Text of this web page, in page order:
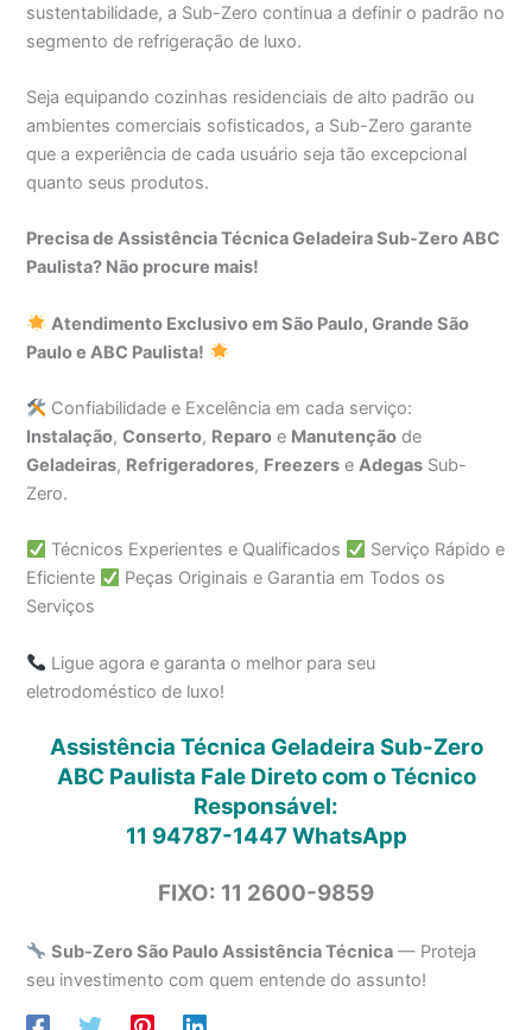
sustentabilidade, a Sub-Zero continua a definir o padrão no
segmento de refrigeração de luxo.
Seja equipando cozinhas residenciais de alto padrão ou
ambientes comerciais sofisticados, a Sub-Zero garante
que a experiência de cada usuário seja tão excepcional
quanto seus produtos.
Precisa de Assistência Técnica Geladeira Sub-Zero ABC
Paulista? Não procure mais!
Atendimento Exclusivo em São Paulo, Grande São
Paulo e ABC Paulista!
Confiabilidade e Excelência em cada serviço:
Instalação,Conserto, Reparo e Manutenção de
Geladeiras, Refrigeradores, Freezers eAdegas Sub-
Zero.
Técnicos Experientes e Qualificados
Serviço Rápido e
Eficiente
Peças Originais e Garantia em Todos os
Serviços
Ligue agora e garanta o melhor para seu
eletrodoméstico de luxo!
Assistência Técnica Geladeira Sub-Zero
ABC Paulista Fale Direto com o Técnico
Responsável:
11 94787-1447WhatsApp
FIXO: 11 2600-9859
Sub-Zero São Paulo Assistência Técnica — Proteja
seu investimento com quem entende do assunto!